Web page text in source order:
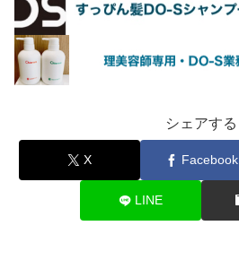
シェアする
X Facebook
LINE